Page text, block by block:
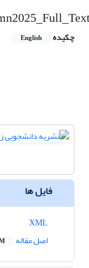
چکیده English
فایل ها
اصل مقاله